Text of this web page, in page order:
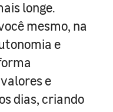
longe.
mesmo, na
e
e
dias, criando